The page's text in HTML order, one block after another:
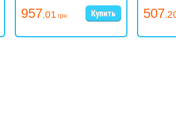
Соблюдайте меры по безопасности,
вертикальном положении! Опустошённая и
957.01 грн 507